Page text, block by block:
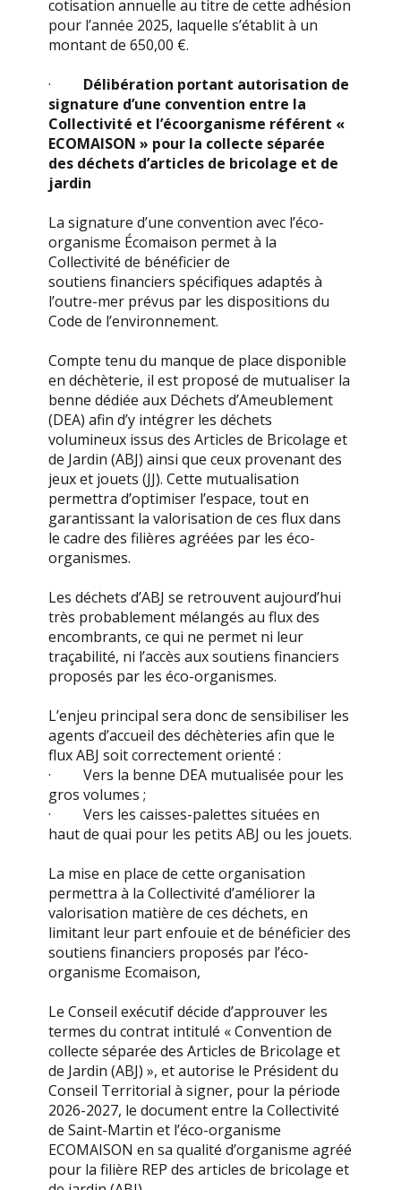
cotisation annuelle au titre de cette adhésion
pour l’année 2025, laquelle s’établit à un
montant de 650,00 €.
· Délibération portant autorisation de
signature d’une convention entre la
Collectivité et l’écoorganisme référent «
ECOMAISON » pour la collecte séparée
des déchets d’articles de bricolage et de
jardin
La signature d’une convention avec l’éco-
organisme Écomaison permet à la
Collectivité de bénéficier de
soutiens financiers spécifiques adaptés à
l’outre-mer prévus par les dispositions du
Code de l’environnement.
Compte tenu du manque de place disponible
en déchèterie, il est proposé de mutualiser la
benne dédiée aux Déchets d’Ameublement
(DEA) afin d’y intégrer les déchets
volumineux issus des Articles de Bricolage et
de Jardin (ABJ) ainsi que ceux provenant des
jeux et jouets (JJ). Cette mutualisation
permettra d’optimiser l’espace, tout en
garantissant la valorisation de ces flux dans
le cadre des filières agréées par les éco-
organismes.
Les déchets d’ABJ se retrouvent aujourd’hui
très probablement mélangés au flux des
encombrants, ce qui ne permet ni leur
traçabilité, ni l’accès aux soutiens financiers
proposés par les éco-organismes.
L’enjeu principal sera donc de sensibiliser les
agents d’accueil des déchèteries afin que le
flux ABJ soit correctement orienté :
· Vers la benne DEA mutualisée pour les
gros volumes ;
· Vers les caisses-palettes situées en
haut de quai pour les petits ABJ ou les jouets.
La mise en place de cette organisation
permettra à la Collectivité d’améliorer la
valorisation matière de ces déchets, en
limitant leur part enfouie et de bénéficier des
soutiens financiers proposés par l’éco-
organisme Ecomaison,
Le Conseil exécutif décide d’approuver les
termes du contrat intitulé « Convention de
collecte séparée des Articles de Bricolage et
de Jardin (ABJ) », et autorise le Président du
Conseil Territorial à signer, pour la période
2026-2027, le document entre la Collectivité
de Saint-Martin et l’éco-organisme
ECOMAISON en sa qualité d’organisme agréé
pour la filière REP des articles de bricolage et